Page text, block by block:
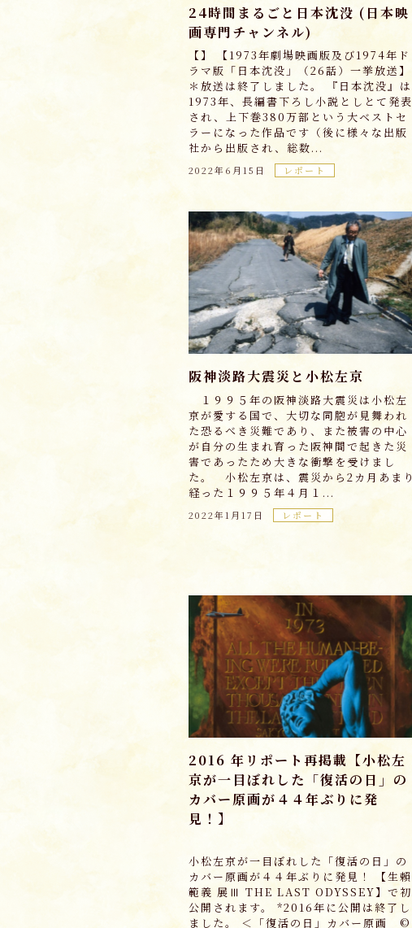
24時間まるごと日本沈没 (日本映
画専門チャンネル)
【】 【1973年劇場映画版及び1974年ド
ラマ版「日本沈没」（26話）一挙放送】
＊放送は終了しました。 『日本沈没』は
1973年、長編書下ろし小説としとて発表
され、上下巻380万部という大ベストセ
ラーになった作品です（後に様々な出版
社から出版され、総数...
2022年6月15日 レポート
阪神淡路大震災と小松左京
１９９５年の阪神淡路大震災は小松左
京が愛する国で、大切な同胞が見舞われ
た恐るべき災難であり、また被害の中心
が自分の生まれ育った阪神間で起きた災
害であったため大きな衝撃を受けまし
た。 小松左京は、震災から2カ月あまり
経った１９９５年４月１...
2022年1月17日 レポート
2016 年リポート再掲載【小松左
京が一目ぼれした「復活の日」の
カバー原画が４４年ぶりに発
見！】
小松左京が一目ぼれした「復活の日」の
カバー原画が４４年ぶりに発見！ 【生賴
範義 展Ⅲ THE LAST ODYSSEY】で初
公開されます。 *2016年に公開は終了し
ました。 ＜「復活の日」カバー原画 ©